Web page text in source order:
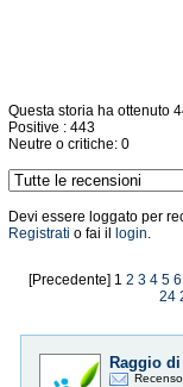
Questa storia ha ottenuto
Positive : 443
Neutre o critiche: 0
Devi essere loggato per
Registrati o fai il login.
[Precedente] 12 3 4 5 6
24
Raggio